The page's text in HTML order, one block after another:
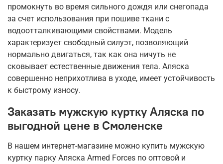
промокнуть во время сильного дождя или снегопада
за счет использования при пошиве ткани с
водоотталкивающими свойствами. Модель
характеризует свободный силуэт, позволяющий
нормально двигаться, так как она ничуть не
сковывает естественные движения тела. Аляска
совершенно неприхотлива в уходе, имеет устойчивость
к быстрому износу.
Заказать мужскую куртку Аляска по
выгодной цене в Смоленске
В нашем интернет-магазине можно купить мужскую
куртку парку Аляска Armed Forces по оптовой и